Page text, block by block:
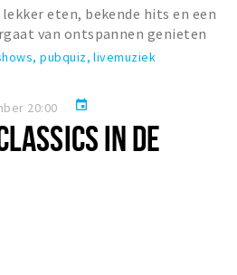
eten, bekende hits en een
van ontspannen genieten
Bij De Houthallen z...
pubquiz, livemuziek
20:00 event
IN DE